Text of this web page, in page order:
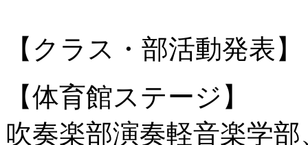
【クラス・部活動発表】
【体育館ステージ】
吹奏楽部演奏軽音楽学